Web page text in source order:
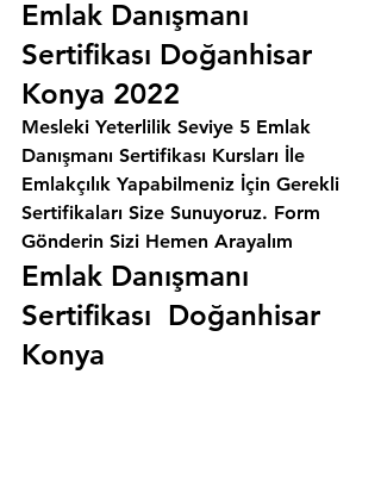
Emlak Danışmanı
Sertifikası Doğanhisar
Konya 2022
Mesleki Yeterlilik Seviye 5 Emlak
Danışmanı Sertifikası Kursları İle
Emlakçılık Yapabilmeniz İçin Gerekli
Sertifikaları Size Sunuyoruz. Form
Gönderin Sizi Hemen Arayalım
Emlak Danışmanı
Sertifikası  Doğanhisar
Konya